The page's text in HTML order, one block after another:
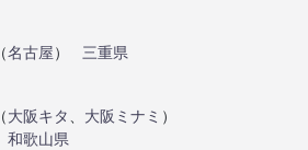
（名古屋）
三重県
（大阪キタ 大阪ミナミ ）
和歌山県